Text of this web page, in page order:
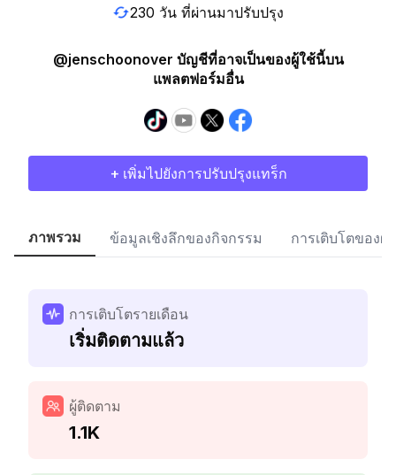
230 วัน ที่ผ่านมาปรับปรุง
@jenschoonover บัญชีที่อาจเป็นของผู้ใช้นี้บน
แพลตฟอร์มอื่น
+ เพิ่มไปยังการปรับปรุงแทร็ก
ภาพรวม ข้อมูลเชิงลึกของกิจกรรม การเติบโตของผู้
การเติบโตรายเดือน
เริ่มติดตามแล้ว
ผู้ติดตาม
1.1K